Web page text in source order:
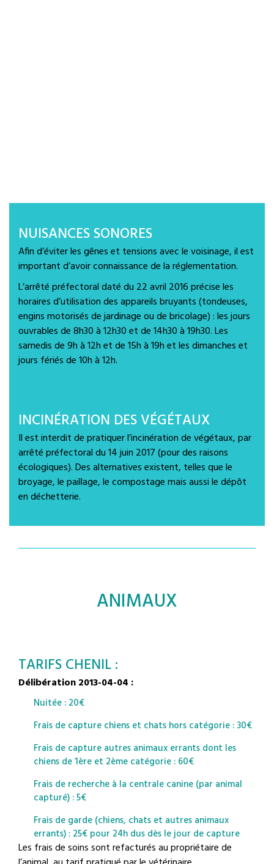
NUISANCES SONORES
Afin d’éviter les gênes et tensions avec le voisinage, il est
important d’avoir connaissance de la réglementation.
L’arrêté préfectoral daté du 22 avril 2016 précise les
horaires d’utilisation des appareils bruyants (tondeuses,
engins motorisés de jardinage ou de bricolage) : les jours
ouvrables de 8h30 à 12h30 et de 14h30 à 19h30. Les
samedis de 9h à 12h et de 15h à 19h et les dimanches et
jours fériés de 10h à 12h.
INCINÉRATION DES VÉGÉTAUX
Il est interdit de pratiquer l’incinération de végétaux, par
arrêté préfectoral du 14 juin 2017 (pour des raisons
écologiques). Des alternatives existent, telles que le
broyage, le paillage, le compostage mais aussi le dépôt
en déchetterie.
ANIMAUX
TARIFS CHENIL :
Délibération 2013-04-04 :
Nuitée : 20€
Frais de capture chiens et chats hors catégorie : 30€
Frais de capture autres animaux errants dont les
chiens de 1ère et 2ème catégorie : 60€
Frais de recherche à la centrale canine (par animal
capturé) : 5€
Frais de garde (chiens, chats et autres animaux
errants) : 25€ pour 24h dus dès le jour de capture
Les frais de soins sont refacturés au propriétaire de